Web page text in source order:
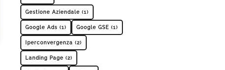
Gestione Aziendale (1)
Google Ads (1) Google GSE (1)
Iperconvergenza (2)
Landing Page (2)